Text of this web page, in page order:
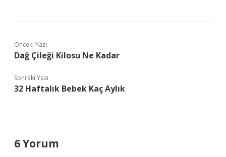
Önceki Yazı
Dağ Çileği Kilosu Ne Kadar
Sonraki Yazı
32 Haftalık Bebek Kaç Aylık
6 Yorum